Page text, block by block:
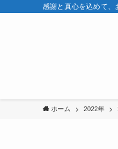
感謝と真心を込めて、
ホーム 2022年